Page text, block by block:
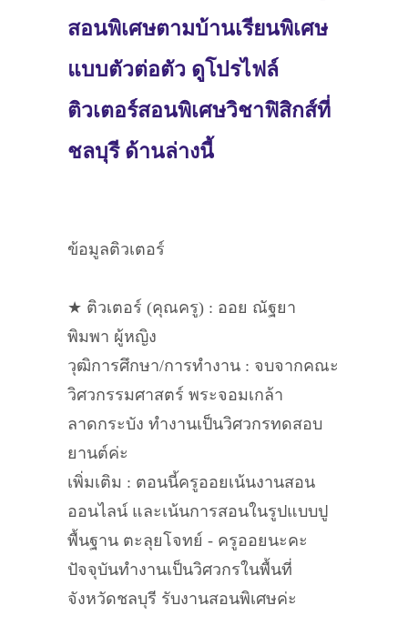
สอนพิเศษตามบ้านเรียนพิเศษ
แบบตัวต่อตัว ดูโปรไฟล์
ติวเตอร์สอนพิเศษวิชาฟิสิกส์ที่
ชลบุรี ด้านล่างนี้
ข้อมูลติวเตอร์
★ ติวเตอร์ (คุณครู) : ออย ณัฐยา
พิมพา ผู้หญิง
วุฒิการศึกษา/การทำงาน : จบจากคณะ
วิศวกรรมศาสตร์ พระจอมเกล้า
ลาดกระบัง ทำงานเป็นวิศวกรทดสอบ
ยานต์ค่ะ
เพิ่มเติม : ตอนนี้ครูออยเน้นงานสอน
ออนไลน์ และเน้นการสอนในรูปแบบปู
พื้นฐาน ตะลุยโจทย์ - ครูออยนะคะ
ปัจจุบันทำงานเป็นวิศวกรในพื้นที่
จังหวัดชลบุรี รับงานสอนพิเศษค่ะ